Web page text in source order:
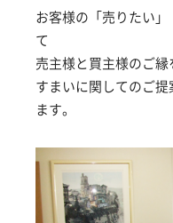
お客様の「売りたい
て
売主様と買主様のご縁
すまいに関してのご
ます。